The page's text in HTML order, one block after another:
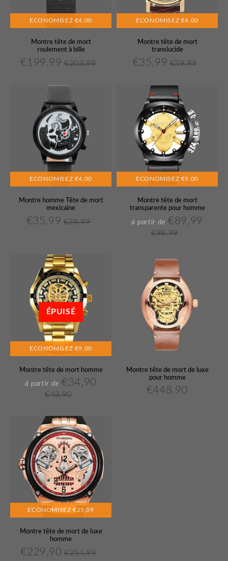
ECONOMISEZ €4,00
Montre tête de mort
roulement à bille
Prix
€199,99 €199,99
Prix
€203,99€203,99
ECONOMISEZ €4,00
Montre tête de mort
translucide
Prix
€35,99 €35,99
Prix
€39,99
ECONOMISEZ €4,00
Montre homme Tête de mort
mexicaine
Prix
€35,99 €35,99
Prix
€39,99
ECONOMISEZ €9,00
Montre tête de mort
transparente pour homme
à partir dePrix
réduit
€89,99
€98,99€98,99
ÉPUISÉ
ECONOMISEZ €9,00
Montre tête de mort homme
à partir dePrix
réduit
€34,90
€43,90€43,90
Montre tête de mort de luxe
pour homme
Prix
€448,90
ECONOMISEZ €25,09
Montre tête de mort de luxe
homme
Prix
€229,90 €229,90
Prix
€254,99€254,99